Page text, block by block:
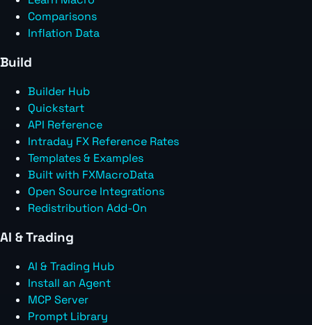
Comparisons
Inflation Data
Build
Builder Hub
Quickstart
API Reference
Intraday FX Reference Rates
Templates & Examples
Built with FXMacroData
Open Source Integrations
Redistribution Add-On
AI & Trading
AI & Trading Hub
Install an Agent
MCP Server
Prompt Library